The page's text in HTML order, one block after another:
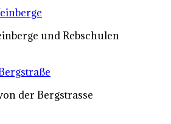
und Rebschulen
der Bergstrasse